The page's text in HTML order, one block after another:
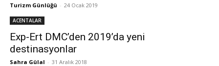
Turizm Günlüğü - 24 Ocak 2019
ACENTALAR
Exp-Ert DMC’den 2019’da yeni
destinasyonlar
Sahra Gülal - 31 Aralık 2018